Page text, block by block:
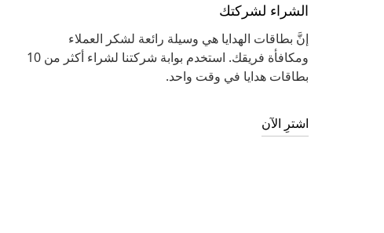
الشراء لشركتك
إنَّ بطاقات الهدايا هي وسيلة رائعة لشكر العملاء
ومكافأة فريقك. استخدم بوابة شركتنا لشراء أكثر من 10
بطاقات هدايا في وقت واحد.
اشترِ الآن